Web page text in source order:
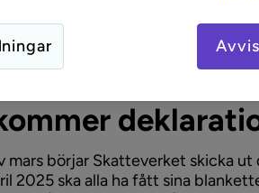
ditt bankkonto hos
mars börjar Skatteverket skicka
2025 ska alla ha fått sina